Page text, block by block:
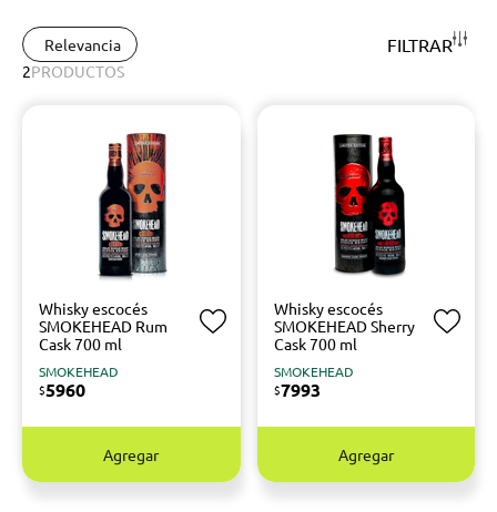
Relevancia FILTRAR
2PRODUCTOS
Whisky escocés
SMOKEHEAD Rum
Cask 700 ml
SMOKEHEAD
$5960
Agregar
Whisky escocés
SMOKEHEAD Sherry
Cask 700 ml
SMOKEHEAD
$7993
Agregar